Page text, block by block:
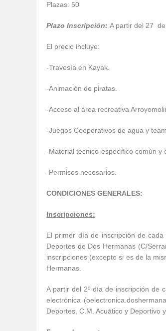
Plazas: 50
Plazo Inscripción: A partir del 27 de
El precio incluye:
-Travesía en Kayak.
-Animación de piratas.
-Acceso al área recreativa
-Juegos Cooperativos de agua y
-Material técnico-específico común y
-Permisos necesarios.
CONDICIONES GENERALES:
Inscripciones:
El primer día de inscripción de
Deportes de Dos Hermanas (C/
inscripciones (excepto si es de la
Hermanas.
A partir del 2º día de inscripción de
electrónica
Deportes, C.M. Acuático y Deportivo